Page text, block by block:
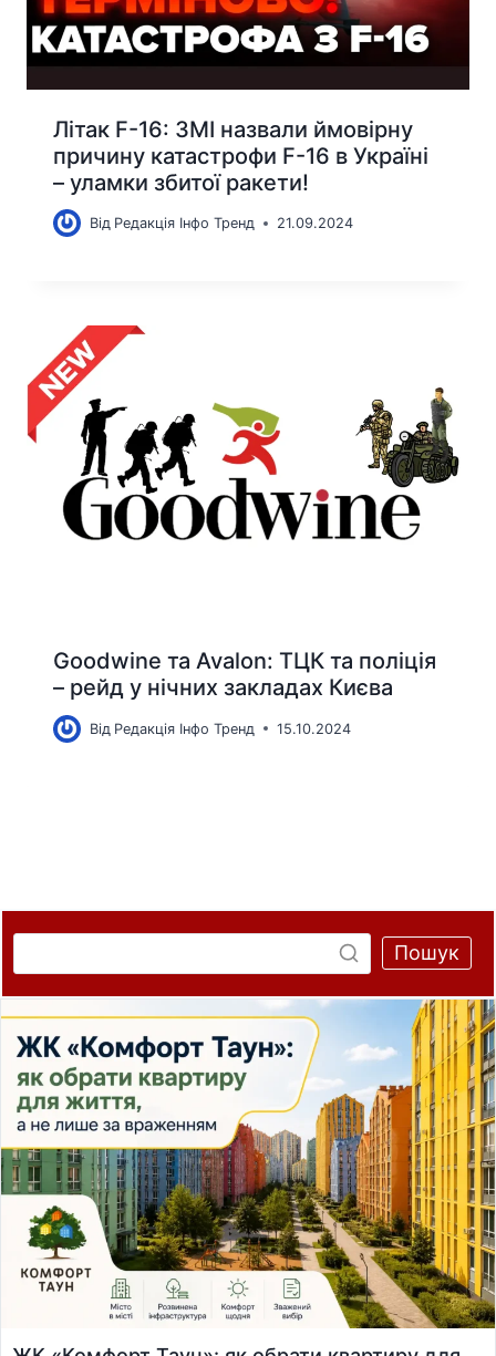
Літак F-16: ЗМІ назвали ймовірну
причину катастрофи F-16 в Україні
– уламки збитої ракети!
Від Редакція Інфо Тренд 21.09.2024
Goodwine та Avalon: ТЦК та поліція
– рейд у нічних закладах Києва
Від Редакція Інфо Тренд 15.10.2024
Пошук